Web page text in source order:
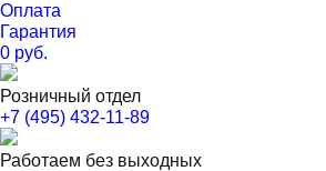
Оплата
Гарантия
0 руб.
Розничный отдел
+7 (495) 432-11-89
Работаем без выходных